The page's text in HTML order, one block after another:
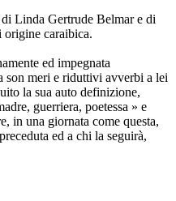
Linda Gertrude Belmar e di
caraibica.
ed impegnata
son meri e riduttivi avverbi a lei
la sua auto definizione,
guerriera, poetessa » e
in una giornata come questa,
ed a chi la seguirà,